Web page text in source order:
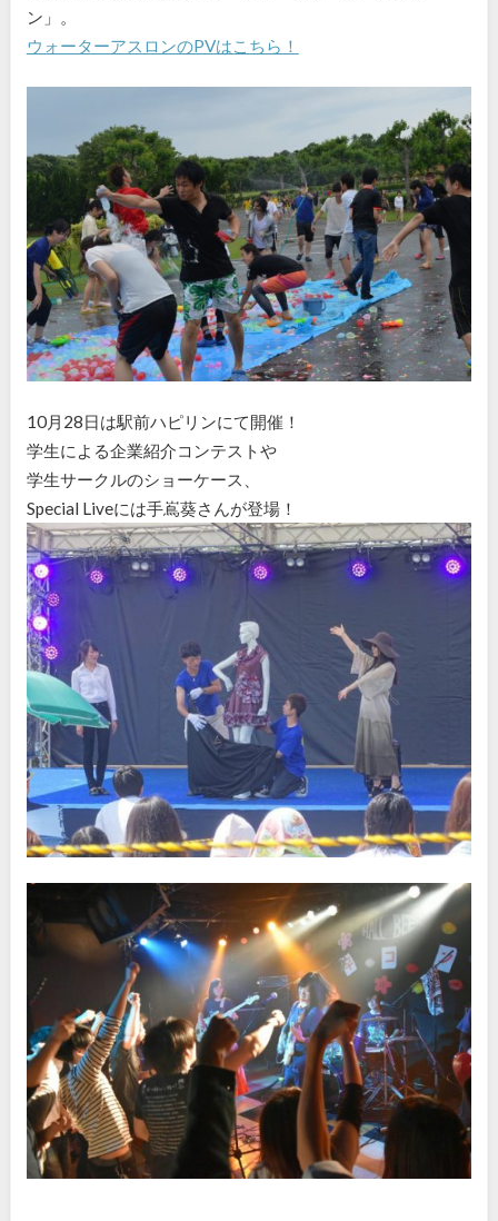
ン」。
ウォーターアスロンのPVはこちら！
10月28日は駅前ハピリンにて開催！
学生による企業紹介コンテストや
学生サークルのショーケース、
Special Liveには手嶌葵さんが登場！